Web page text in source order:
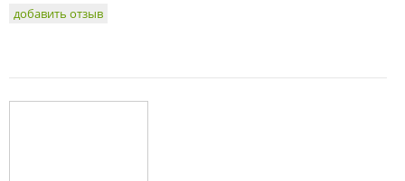
добавить отзыв